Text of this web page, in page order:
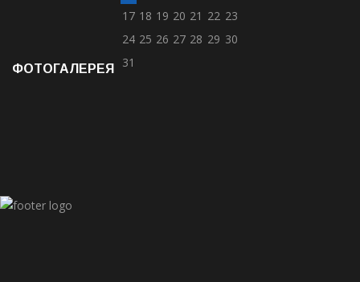
17 18 19 20 21 22 23
24 25 26 27 28 29 30
31
ФОТОГАЛЕРЕЯ